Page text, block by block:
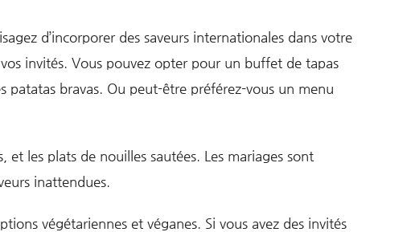
d’incorporer des saveurs internationales dans votre
invités. Vous pouvez opter pour un buffet de tapas
patatas bravas. Ou peut-être préférez-vous un menu
et les plats de nouilles sautées. Les mariages sont
inattendues.
végétariennes et véganes. Si vous avez des invités